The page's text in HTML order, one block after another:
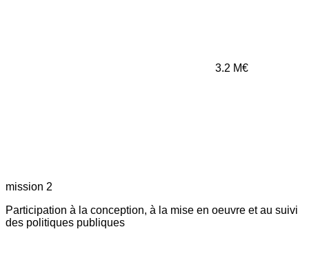
3.2 M€
mission 2
Participation à la conception, à la mise en oeuvre et au suivi
des politiques publiques